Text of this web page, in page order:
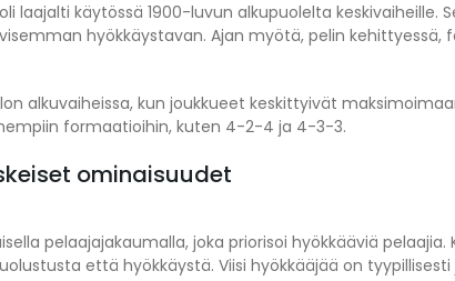
laajalti käytössä 1900-luvun alkupuolelta
hyökkäystavan. Ajan myötä, pelin
alkuvaiheissa, kun joukkueet keskittyivät
formaatioihin, kuten 4-2-4 ja 4-3-3.
ominaisuudet
pelaajajakaumalla, joka priorisoi hyökkääviä
että hyökkäystä. Viisi hyökkääjää on